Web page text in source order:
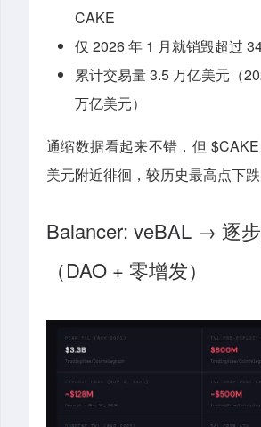
CAKE
仅 2026 年 1 月就销毁超过
累计交易量 3.5 万亿美元（
万亿美元）
通缩数据看起来不错，但
美元附近徘徊，较历史最高点下跌
Balancer: veBAL → 逐
（DAO + 零增发）